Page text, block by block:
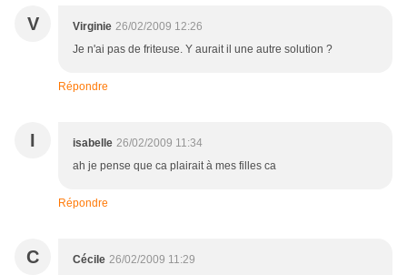
V Virginie 26/02/2009 12:26
Je n'ai pas de friteuse. Y aurait il une autre solution ?
Répondre
I isabelle 26/02/2009 11:34
ah je pense que ca plairait à mes filles ca
Répondre
C Cécile 26/02/2009 11:29